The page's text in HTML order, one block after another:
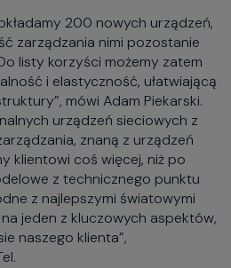
200 nowych urządzeń,
zarządzania nimi pozostanie
listy korzyści możemy zatem
i elastyczność, ułatwiającą
mówi Adam Piekarski.
urządzeń sieciowych z
znaną z urządzeń
klientowi coś więcej, niż po
z technicznego punktu
z najlepszymi światowymi
jeden z kluczowych aspektów,
naszego klienta”,